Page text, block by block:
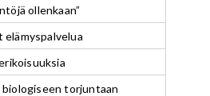
ollenkaan”
torjuntaan